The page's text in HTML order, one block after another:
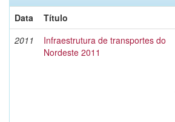
Data
Título
2011
Infraestrutura de transportes do
Nordeste 2011